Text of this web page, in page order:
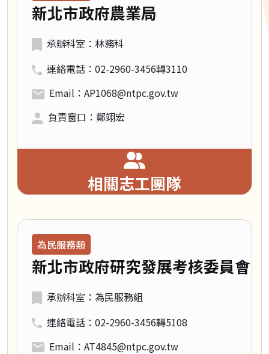
新北市政府農業局
承辦科室：林務科
連絡電話：02-2960-3456轉3110
Email：AP1068@ntpc.gov.tw
負責窗口：鄭翊宏
相關志工團隊
領域類別：
為民服務類
新北市政府研究發展考核委員會
承辦科室：為民服務組
連絡電話：02-2960-3456轉5108
Email：AT4845@ntpc.gov.tw